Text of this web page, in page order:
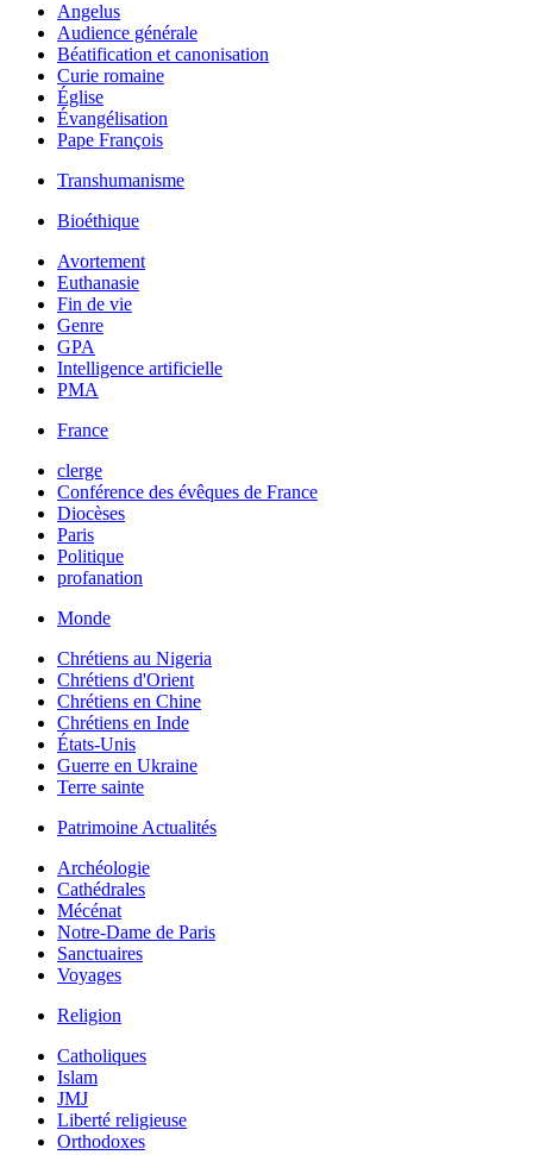
Angelus
Audience générale
Béatification et canonisation
Curie romaine
Église
Évangélisation
Pape François
Transhumanisme
Bioéthique
Avortement
Euthanasie
Fin de vie
Genre
GPA
Intelligence artificielle
PMA
France
clerge
Conférence des évêques de France
Diocèses
Paris
Politique
profanation
Monde
Chrétiens au Nigeria
Chrétiens d'Orient
Chrétiens en Chine
Chrétiens en Inde
États-Unis
Guerre en Ukraine
Terre sainte
Patrimoine Actualités
Archéologie
Cathédrales
Mécénat
Notre-Dame de Paris
Sanctuaires
Voyages
Religion
Catholiques
Islam
JMJ
Liberté religieuse
Orthodoxes